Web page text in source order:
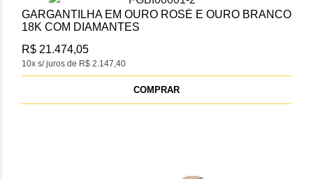
GARGANTILHA EM OURO ROSÉ E OURO BRANCO
18K COM DIAMANTES
10x s/ juros de R$ 2.147,40
R$ 21.474,05
COMPRAR